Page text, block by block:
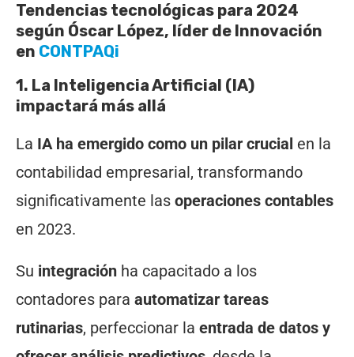
Tendencias tecnológicas para 2024
según Óscar López, líder de Innovación
en CONTPAQi
1. La Inteligencia Artificial (IA)
impactará más allá
La IA ha emergido como un pilar crucial en la
contabilidad empresarial, transformando
significativamente las operaciones contables
en 2023.
Su integración ha capacitado a los
contadores para automatizar tareas
rutinarias, perfeccionar la entrada de datos y